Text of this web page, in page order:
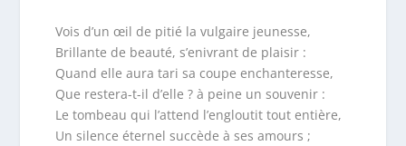
Vois d’un œil de pitié la vulgaire jeunesse,
Brillante de beauté, s’enivrant de plaisir :
Quand elle aura tari sa coupe enchanteresse,
Que restera-t-il d’elle ? à peine un souvenir :
Le tombeau qui l’attend l’engloutit tout entière,
Un silence éternel succède à ses amours ;